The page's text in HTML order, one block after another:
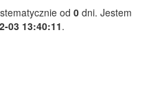
od 0 dni. Jestem
03 13:40:11.